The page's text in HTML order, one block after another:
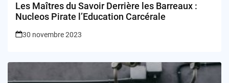
Les Maîtres du Savoir Derrière les Barreaux :
Nucleos Pirate l’Education Carcérale
30 novembre 2023